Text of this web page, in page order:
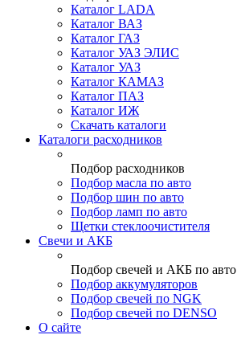
Каталог LADA
Каталог ВАЗ
Каталог ГАЗ
Каталог УАЗ ЭЛИС
Каталог УАЗ
Каталог КАМАЗ
Каталог ПАЗ
Каталог ИЖ
Скачать каталоги
Каталоги расходников
Подбор расходников
Подбор масла по авто
Подбор шин по авто
Подбор ламп по авто
Щетки стеклоочистителя
Свечи и АКБ
Подбор свечей и АКБ по авто
Подбор аккумуляторов
Подбор свечей по NGK
Подбор свечей по DENSO
О сайте